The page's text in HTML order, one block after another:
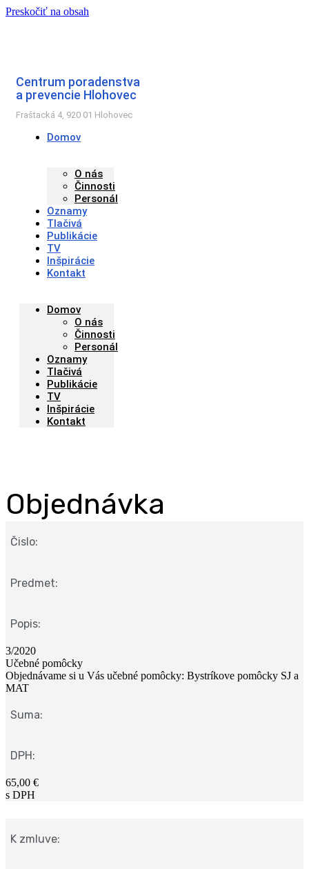
Preskočiť na obsah
Centrum poradenstva
a prevencie Hlohovec
Fraštacká 4, 920 01 Hlohovec
Domov
O nás
Činnosti
Personál
Oznamy
Tlačivá
Publikácie
TV
Inšpirácie
Kontakt
Domov
O nás
Činnosti
Personál
Oznamy
Tlačivá
Publikácie
TV
Inšpirácie
Kontakt
Objednávka
Čislo:
Predmet:
Popis:
3/2020
Učebné pomôcky
Objednávame si u Vás učebné pomôcky: Bystríkove pomôcky SJ a
MAT
Suma:
DPH:
65,00 €
s DPH
K zmluve: